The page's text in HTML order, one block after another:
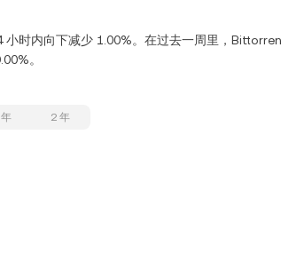
小时内向下减少 1.00%。在过去一周里，
。
2 年